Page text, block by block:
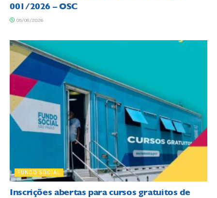
001/2026 – OSC
05/08/2026
FUNDO SOCIAL
Inscrições abertas para cursos gratuitos de